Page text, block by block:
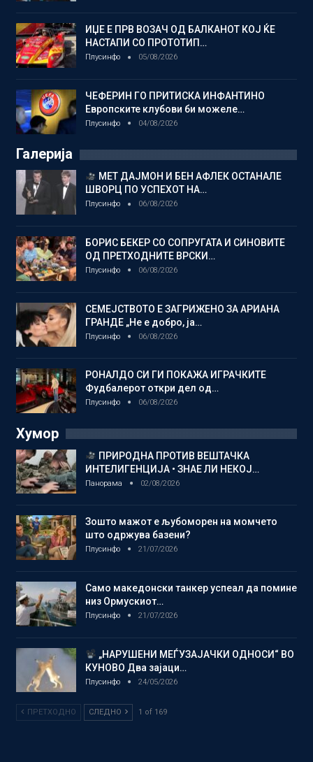
ИЏЕ Е ПРВ ВОЗАЧ ОД БАЛКАНОТ КОЈ ЌЕ
НАСТАПИ СО ПРОТОТИП…
Плусинфо 05/08/2026
ЧЕФЕРИН ГО ПРИТИСКА ИНФАНТИНО
Европските клубови би можеле…
Плусинфо 04/08/2026
Галерија
МЕТ ДАЈМОН И БЕН АФЛЕК ОСТАНАЛЕ
ШВОРЦ ПО УСПЕХОТ НА…
Плусинфо 06/08/2026
БОРИС БЕКЕР СО СОПРУГАТА И СИНОВИТЕ
ОД ПРЕТХОДНИТЕ ВРСКИ…
Плусинфо 06/08/2026
СЕМЕЈСТВОТО Е ЗАГРИЖЕНО ЗА АРИАНА
ГРАНДЕ „Не е добро, ја…
Плусинфо 06/08/2026
РОНАЛДО СИ ГИ ПОКАЖА ИГРАЧКИТЕ
Фудбалерот откри дел од…
Плусинфо 06/08/2026
Хумор
ПРИРОДНА ПРОТИВ ВЕШТАЧКА
ИНТЕЛИГЕНЦИЈА • ЗНАЕ ЛИ НЕКОЈ…
Панорама 02/08/2026
Зошто мажот е љубоморен на момчето
што одржува базени?
Плусинфо 21/07/2026
Само македонски танкер успеал да помине
низ Ормускиот…
Плусинфо 21/07/2026
„НАРУШЕНИ МЕЃУЗАЈАЧКИ ОДНОСИ“ ВО
КУНОВО Два зајаци…
Плусинфо 24/05/2026
ПРЕТХОДНО СЛЕДНО 1 of 169